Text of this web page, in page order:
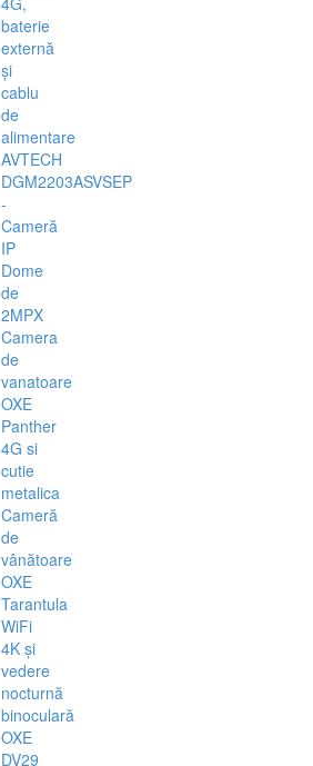
baterie
externă
și
cablu
de
alimentare
AVTECH
DGM2203ASVSEP
-
Cameră
IP
Dome
de
2MPX
Camera
de
vanatoare
OXE
Panther
4G si
cutie
metalica
Cameră
de
vânătoare
OXE
Tarantula
WiFi
4K și
vedere
nocturnă
binoculară
OXE
DV29